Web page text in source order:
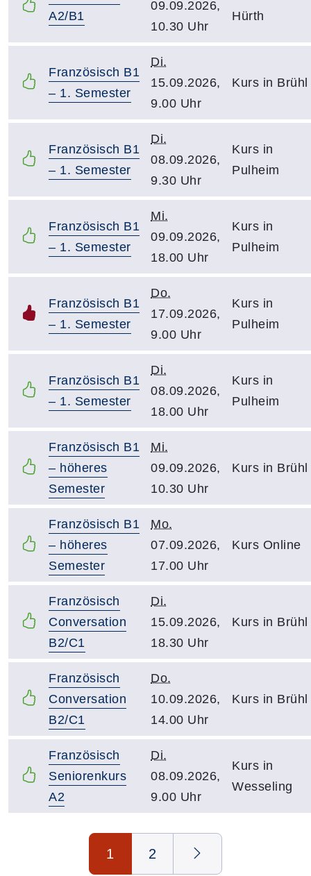
A2/B1
09.09.2026,
10.30 Uhr
Hürth
Französisch B1
– 1. Semester
Di.
15.09.2026,
9.00 Uhr
Kurs in Brühl
Französisch B1
– 1. Semester
Di.
08.09.2026,
9.30 Uhr
Kurs in
Pulheim
Französisch B1
– 1. Semester
Mi.
09.09.2026,
18.00 Uhr
Kurs in
Pulheim
Französisch B1
– 1. Semester
Do.
17.09.2026,
9.00 Uhr
Kurs in
Pulheim
Französisch B1
– 1. Semester
Di.
08.09.2026,
18.00 Uhr
Kurs in
Pulheim
Französisch B1
– höheres
Semester
Mi.
09.09.2026,
10.30 Uhr
Kurs in Brühl
Französisch B1
– höheres
Semester
Mo.
07.09.2026,
17.00 Uhr
Kurs Online
Französisch
Conversation
B2/C1
Di.
15.09.2026,
18.30 Uhr
Kurs in Brühl
Französisch
Conversation
B2/C1
Do.
10.09.2026,
14.00 Uhr
Kurs in Brühl
Französisch
Seniorenkurs
A2
Di.
08.09.2026,
9.00 Uhr
Kurs in
Wesseling
1 2